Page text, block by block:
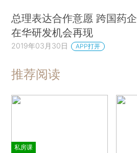
总理表达合作意愿 跨国药企
在华研发机会再现
2019年03月30日 APP打开
推荐阅读
私房课